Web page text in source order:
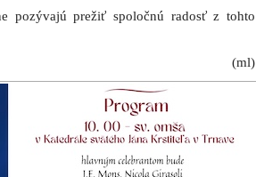
pozývajú prežiť spoločnú radosť z tohto
(ml)